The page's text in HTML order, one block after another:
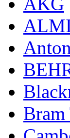
Bram